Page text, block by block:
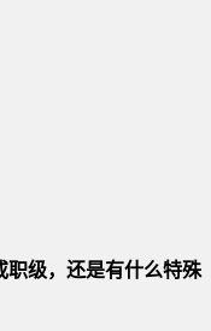
职级，还是有什么特殊